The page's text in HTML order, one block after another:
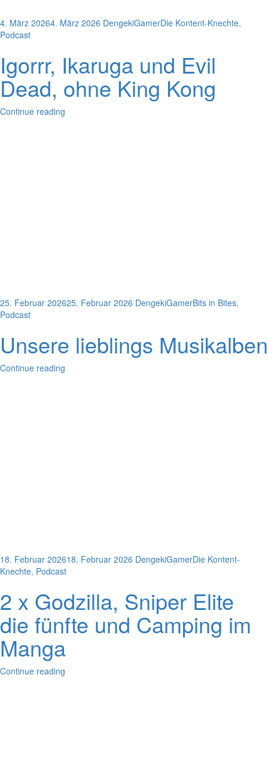
4. März 20264. März 2026 DengekiGamerDie Kontent-Knechte,
Podcast
Igorrr, Ikaruga und Evil
Dead, ohne King Kong
Continue reading
25. Februar 202625. Februar 2026 DengekiGamerBits in Bites,
Podcast
Unsere lieblings Musikalben
Continue reading
18. Februar 202618. Februar 2026 DengekiGamerDie Kontent-
Knechte, Podcast
2 x Godzilla, Sniper Elite
die fünfte und Camping im
Manga
Continue reading